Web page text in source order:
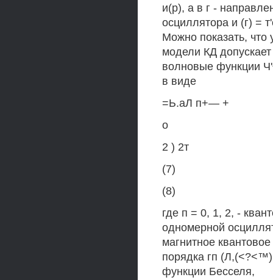
и(р), а в г -
осциллятора и (г) =
Можно показать,
модели КД
волновые функции
в виде
=Ь.аЛ п+— +
о
2 ) 2т
(7)
(8)
где п = 0, 1, 2, -
одномерной
магнитное
порядка гп
функции Бесселя,